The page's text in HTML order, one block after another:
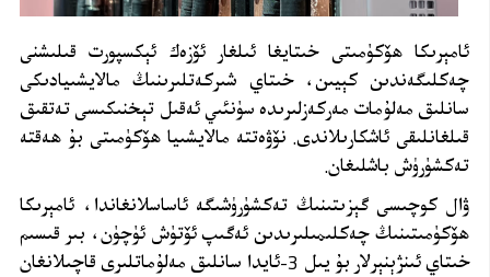
ئامېرىكا ھۆكۈمىتى خىتايغا ئىلغار ئۆزەك ئېكسپورت قىلىشنى
چەكلىگەندىن كېيىن، خىتاي شىركەتلىرىنىڭ مالايشىيادىكى
سانلىق مەلۇمات مەركەزلىرىدە سۈنئىي ئەقىل تېخنىكىسى تەتقىق
قىلغانلىقى ئاشكارىلاندى. نۆۋەتتە مالايشىيا ھۆكۈمىتى بۇ ھەقتە
تەكشۈرۈش باشلىغان.
ۋال كوچىسى گېزىتىنىڭ تەكشۈرۈشىگە ئاساسلانغاندا، ئامېرىكا
ھۆكۈمىتىنىڭ چەكلىمىلىرىدىن ئەگىپ ئۆتۈش ئۈچۈن، بىر قىسىم
خىتاي ئىنژېنېرلار بۇ يىل 3-ئايدا سانلىق مەلۇماتلىرى قاچىلانغان